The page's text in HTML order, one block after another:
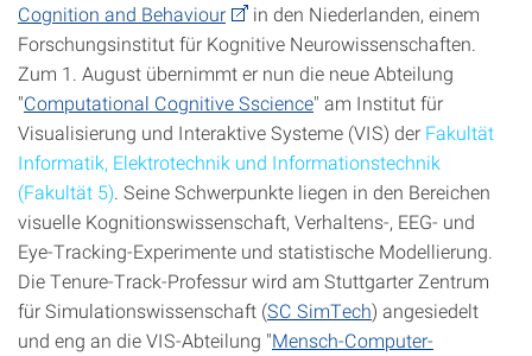
Cognition and Behaviour
in den Niederlanden, einem
Forschungsinstitut für Kognitive Neurowissenschaften.
Zum 1. August übernimmt er nun die neue Abteilung
"Computational Cognitive Sscience" am Institut für
Visualisierung und Interaktive Systeme (VIS) der Fakultät
Informatik, Elektrotechnik und Informationstechnik
(Fakultät 5) . Seine Schwerpunkte liegen in den Bereichen
visuelle Kognitionswissenschaft, Verhaltens-, EEG- und
Eye-Tracking-Experimente und statistische Modellierung.
Die Tenure-Track-Professur wird am Stuttgarter Zentrum
für Simulationswissenschaft (SC SimTech) angesiedelt
und eng an die VIS-Abteilung "Mensch-Computer-